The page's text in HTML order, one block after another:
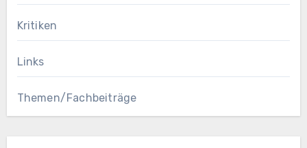
Kritiken
Links
Themen/Fachbeiträge